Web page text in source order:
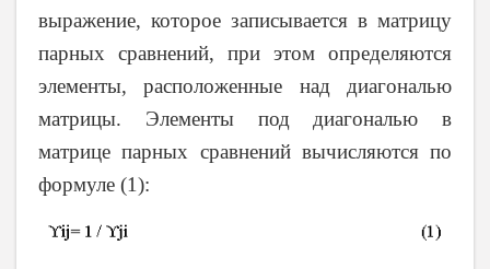
выражение, которое записывается в матрицу
парных сравнений, при этом определяются
элементы, расположенные над диагональю
матрицы. Элементы под диагональю в
матрице парных сравнений вычисляются по
формуле (1):